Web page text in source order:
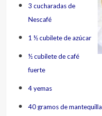
3 cucharadas de
Nescafé
1 ½ cubilete de azúcar
½ cubilete de café
fuerte
4 yemas
40 gramos de mantequilla